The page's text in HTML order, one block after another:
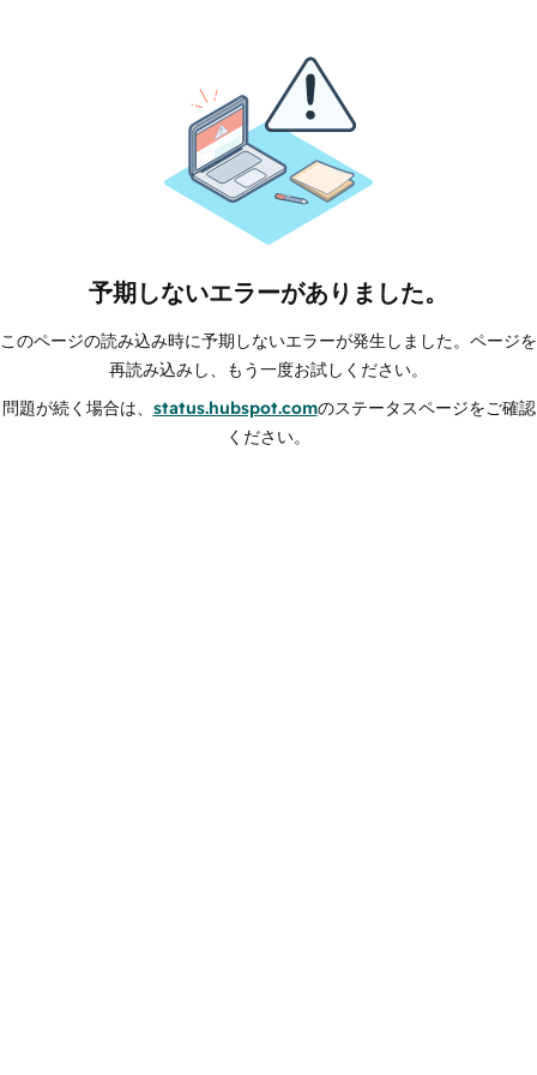
予期しないエラーがありました。
このページの読み込み時に予期しないエラーが発生しました。ページを
再読み込みし、もう一度お試しください。
問題が続く場合は、 status.hubspot.comのステータスページをご確認
ください。